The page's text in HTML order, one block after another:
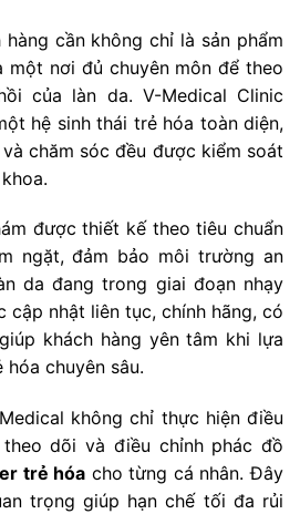
hàng cần không chỉ là sản phẩm
một nơi đủ chuyên môn để theo
của làn da. V-Medical Clinic
hệ sinh thái trẻ hóa toàn diện,
chăm sóc đều được kiểm soát
được thiết kế theo tiêu chuẩn
ngặt, đảm bảo môi trường an
da đang trong giai đoạn nhạy
cập nhật liên tục, chính hãng, có
khách hàng yên tâm khi lựa
chuyên sâu.
không chỉ thực hiện điều
dõi và điều chỉnh phác đồ
trẻ hóa cho từng cá nhân. Đây
trọng giúp hạn chế tối đa rủi